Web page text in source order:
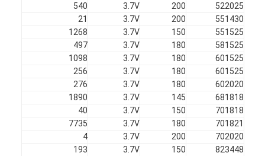
522025
200
3.7V
540
551430
200
3.7V
21
551525
150
3.7V
1268
581525
180
3.7V
497
601525
180
3.7V
1098
601525
180
3.7V
256
602020
180
3.7V
276
681818
145
3.7V
1890
701818
150
3.7V
40
701821
180
3.7V
7735
702020
200
3.7V
4
823448
150
3.7V
193